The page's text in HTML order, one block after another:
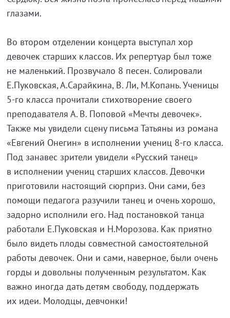
глазами.
Во втором отделении концерта выступал хор
девочек старших классов. Их репертуар был тоже
не маленький. Прозвучало 8 песен. Солировали
Е.Пуковская, А.Сарайкина, В. Ли, М.Копань. Ученицы
5-го класса прочитали стихотворение своего
преподавателя А. В. Поповой «Мечты девочек».
Также мы увидели сцену письма Татьяны из романа
«Евгений Онегин» в исполнении учениц 8-го класса.
Под занавес зрители увидели «Русский танец»
в исполнении учениц старших классов. Девочки
приготовили настоящий сюрприз. Они сами, без
помощи педагога разучили танец и очень хорошо,
задорно исполнили его. Над постановкой танца
работали Е.Пуковская и Н.Морозова. Как приятно
было видеть плоды совместной самостоятельной
работы девочек. Они и сами, наверное, были очень
горды и довольны полученным результатом. Как
важно иногда дать детям свободу, поддержать
их идеи. Молодцы, девчонки!